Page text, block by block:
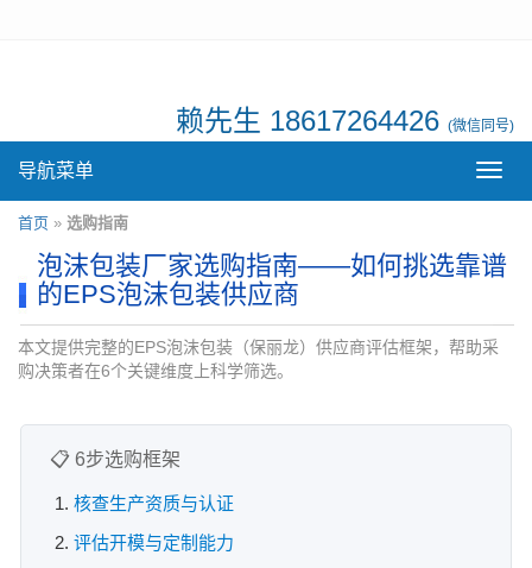
赖先生 18617264426 (微信同号)
导
导航菜单
首页 » 选购指南
泡沫包装厂家选购指南——如何挑选靠谱
的EPS泡沫包装供应商
本文提供完整的EPS泡沫包装（保丽龙）供应商评估框架，帮助采
购决策者在6个关键维度上科学筛选。
📋 6步选购框架
核查生产资质与认证
评估开模与定制能力